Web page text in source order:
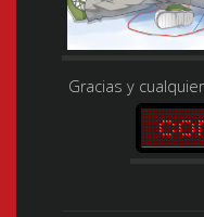
Gracias y